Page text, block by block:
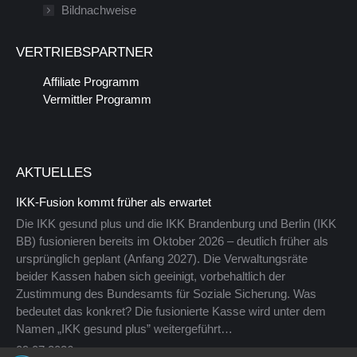
Fensterneuen
geöffnet
Bildnachweise
VERTRIEBSPARTNER
Affiliate Programm
Vermittler Programm
AKTUELLES
IKK-Fusion kommt früher als erwartet
Die IKK gesund plus und die IKK Brandenburg und Berlin (IKK
BB) fusionieren bereits im Oktober 2026 – deutlich früher als
ursprünglich geplant (Anfang 2027). Die Verwaltungsräte
beider Kassen haben sich geeinigt, vorbehaltlich der
Zustimmung des Bundesamts für Soziale Sicherung. Was
bedeutet das konkret? Die fusionierte Kasse wird unter dem
Namen „IKK gesund plus” weitergeführt…
09.07.2026